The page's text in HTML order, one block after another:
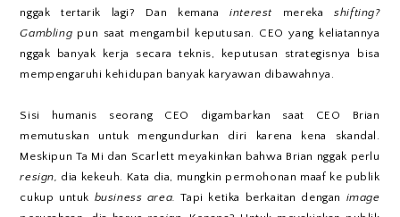
nggak tertarik lagi? Dan kemanainterest merekashifting?
Gambling pun saat mengambil keputusan. CEO yang keliatannya
nggak banyak kerja secara teknis, keputusan strategisnya bisa
mempengaruhi kehidupan banyak karyawan dibawahnya.
Sisi humanis seorang CEO digambarkan saat CEO Brian
memutuskan untuk mengundurkan diri karena kena skandal.
Meskipun Ta Mi dan Scarlett meyakinkan bahwa Brian nggak perlu
resign, dia kekeuh. Kata dia, mungkin permohonan maaf ke publik
cukup untuk business area. Tapi ketika berkaitan dengan image